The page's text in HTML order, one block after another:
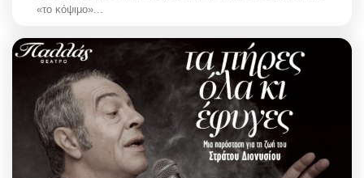
«το κόψιμο»...